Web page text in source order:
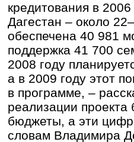
кредитования в
Дагестан – около
обеспечена 40 981
поддержка 41 700
2008 году
а в 2009 году этот
в программе, –
реализации проекта
бюджеты, а эти
словам Владимира